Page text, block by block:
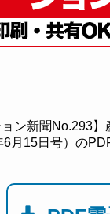
ン新聞No.293
6月15日号）の